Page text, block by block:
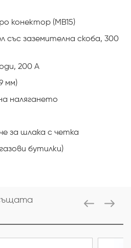
конектор (MB15)
със заземителна скоба, 300
200 A
мм)
налягането
за шлака с четка
бутилки)